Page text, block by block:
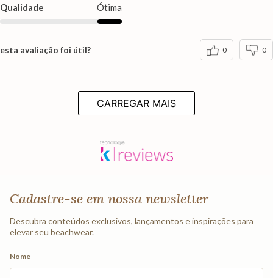
Qualidade Ótima
esta avaliação foi útil? 0 0
CARREGAR MAIS
Cadastre-se em nossa newsletter
Descubra conteúdos exclusivos, lançamentos e inspirações para
elevar seu beachwear.
Nome